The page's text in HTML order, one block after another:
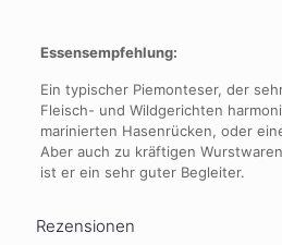
Essensempfehlung:
Ein typischer Piemonteser, der
Fleisch- und Wildgerichten
marinierten Hasenrücken, oder
Aber auch zu kräftigen
ist er ein sehr guter Begleiter.
Rezensionen